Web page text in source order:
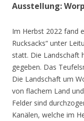
Ausstellung:
Im Herbst 2022 fand
Rucksacks“ unter
statt. Die Landschaft
gegeben. Das
Die Landschaft um
von flachem Land
Felder sind
Kanälen, welche im